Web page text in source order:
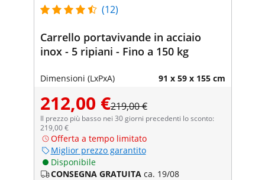
(12)
Carrello portavivande in acciaio
inox - 5 ripiani - Fino a 150 kg
Dimensioni (LxPxA) 91 x 59 x 155 cm
212,00 €219,00 €
Il prezzo più basso nei 30 giorni precedenti lo sconto:
219,00 €
Offerta a tempo limitato
Miglior prezzo garantito
Disponibile
CONSEGNA GRATUITA ca. 19/08